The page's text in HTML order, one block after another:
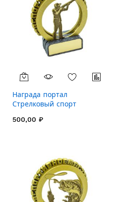
Награда портал
Стрелковый спорт
500,00 ₽